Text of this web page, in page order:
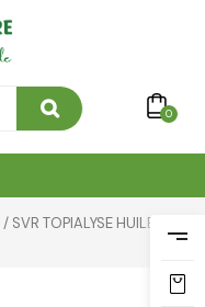
0
/ SVR TOPIALYSE HUILE